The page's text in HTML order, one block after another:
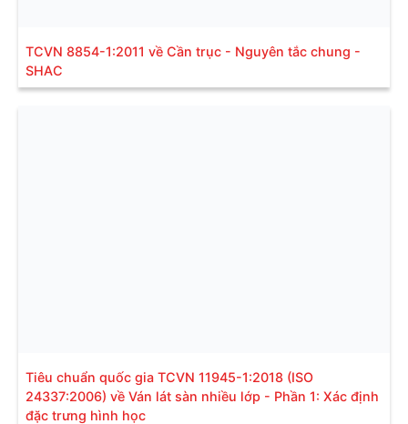
TCVN 8854-1:2011 về Cần trục - Nguyên tắc chung -
SHAC
Tiêu chuẩn quốc gia TCVN 11945-1:2018 (ISO
24337:2006) về Ván lát sàn nhiều lớp - Phần 1: Xác định
đặc trưng hình học